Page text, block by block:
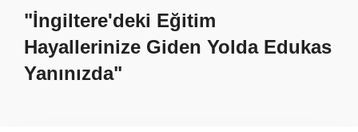
"İngiltere'deki Eğitim
Hayallerinize Giden Yolda Edukas
Yanınızda"